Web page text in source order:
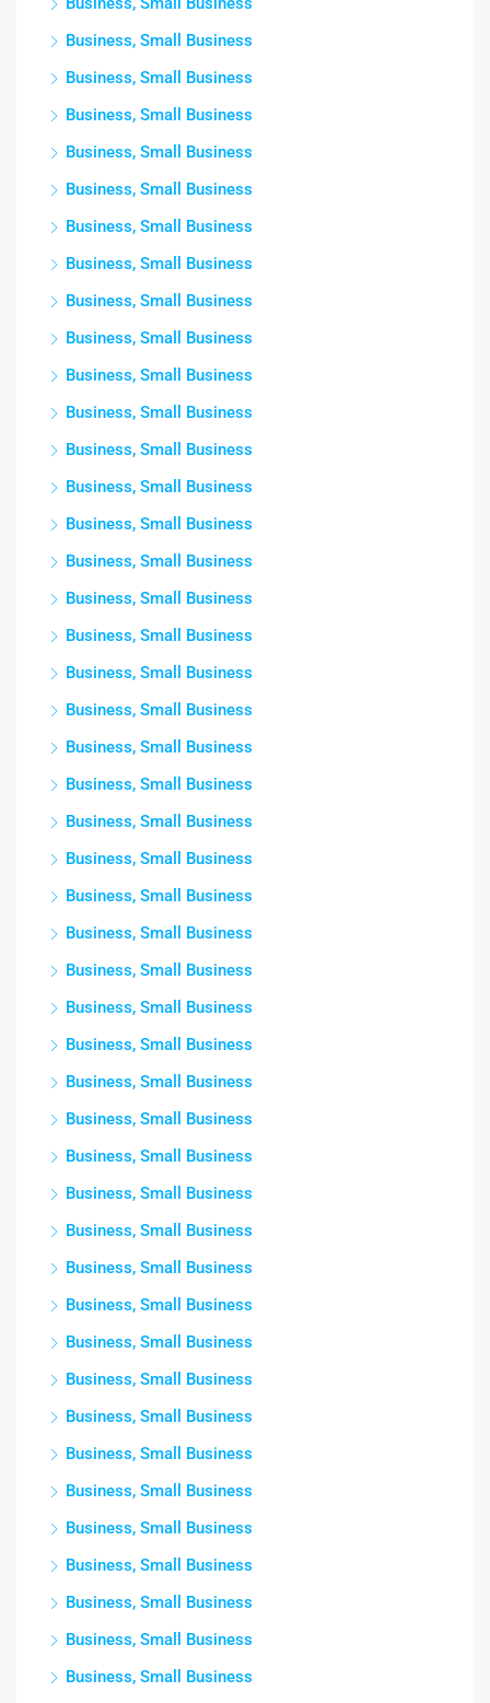
Business, Small Business
Business, Small Business
Business, Small Business
Business, Small Business
Business, Small Business
Business, Small Business
Business, Small Business
Business, Small Business
Business, Small Business
Business, Small Business
Business, Small Business
Business, Small Business
Business, Small Business
Business, Small Business
Business, Small Business
Business, Small Business
Business, Small Business
Business, Small Business
Business, Small Business
Business, Small Business
Business, Small Business
Business, Small Business
Business, Small Business
Business, Small Business
Business, Small Business
Business, Small Business
Business, Small Business
Business, Small Business
Business, Small Business
Business, Small Business
Business, Small Business
Business, Small Business
Business, Small Business
Business, Small Business
Business, Small Business
Business, Small Business
Business, Small Business
Business, Small Business
Business, Small Business
Business, Small Business
Business, Small Business
Business, Small Business
Business, Small Business
Business, Small Business
Business, Small Business